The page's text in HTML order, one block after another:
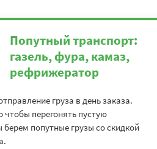
Попутный транспорт:
газель, фура, камаз,
рефрижератор
груза в день заказа.
чтобы перегонять пустую
попутные грузы со скидкой